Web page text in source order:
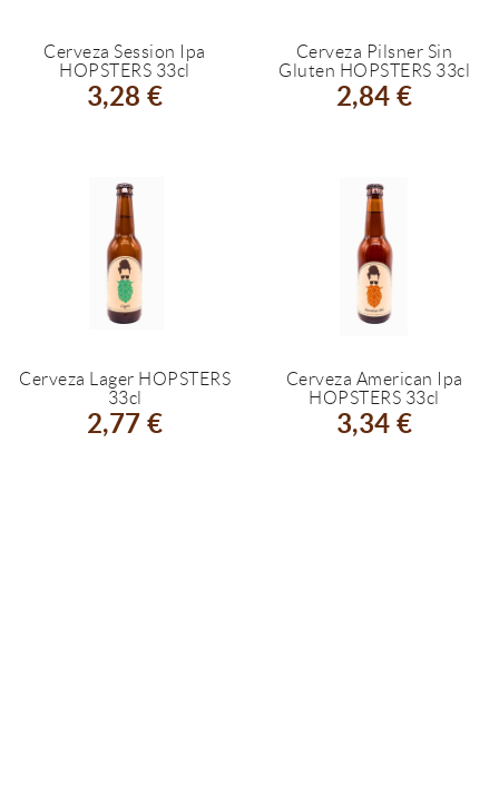
Cerveza Session Ipa
HOPSTERS 33cl
3,28 €
Cerveza Pilsner Sin
Gluten HOPSTERS 33cl
2,84 €
Cerveza Lager HOPSTERS
33cl
2,77 €
Cerveza American Ipa
HOPSTERS 33cl
3,34 €